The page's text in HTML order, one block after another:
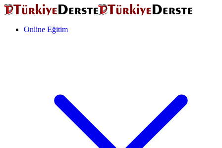
Online Eğitim